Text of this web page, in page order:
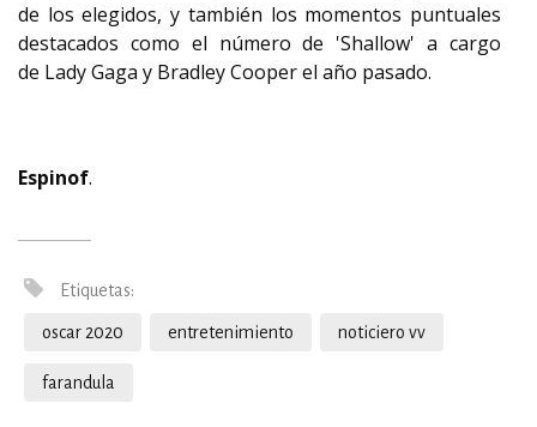
de los elegidos, y también los momentos puntuales
destacados como el número de 'Shallow' a cargo
de Lady Gaga y Bradley Cooper el año pasado.
Espinof.
Etiquetas:
oscar 2020 entretenimiento noticiero vv
farandula